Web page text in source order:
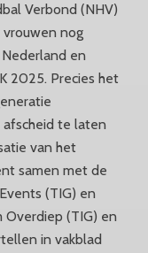
Verbond (NHV)
vrouwen nog
en
2025. Precies het
te laten
van het
samen met de
(TIG) en
Overdiep (TIG) en
in vakblad